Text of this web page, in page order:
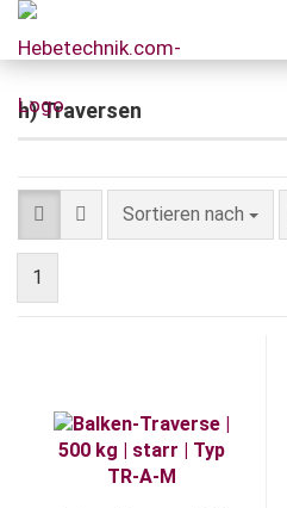
h) Traversen
Sortieren nach
Sortieren nach
1